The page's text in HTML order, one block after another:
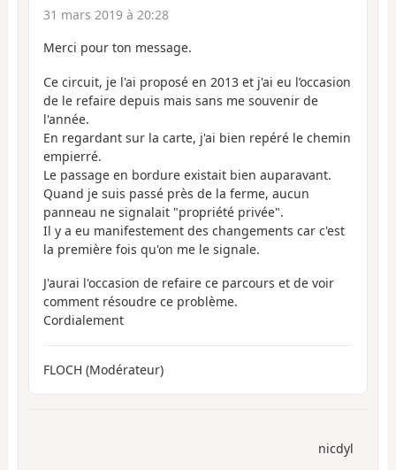
31 mars 2019 à 20:28
Merci pour ton message.
Ce circuit, je l'ai proposé en 2013 et j'ai eu l’occasion
de le refaire depuis mais sans me souvenir de
l'année.
En regardant sur la carte, j'ai bien repéré le chemin
empierré.
Le passage en bordure existait bien auparavant.
Quand je suis passé près de la ferme, aucun
panneau ne signalait "propriété privée".
Il y a eu manifestement des changements car c'est
la première fois qu'on me le signale.
J'aurai l'occasion de refaire ce parcours et de voir
comment résoudre ce problème.
Cordialement
FLOCH (Modérateur)
nicdyl